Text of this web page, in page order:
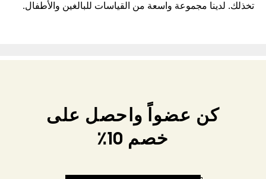
تخذلك. لدينا مجموعة واسعة من القياسات للبالغين والأطفال.
كن عضواً واحصل على
خصم 10٪